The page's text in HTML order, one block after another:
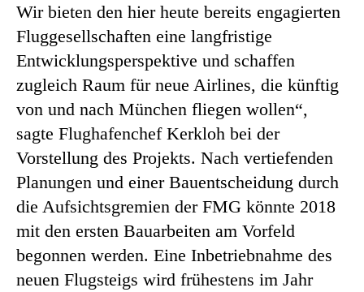
Wir bieten den hier heute bereits engagierten
Fluggesellschaften eine langfristige
Entwicklungsperspektive und schaffen
zugleich Raum für neue Airlines, die künftig
von und nach München fliegen wollen“,
sagte Flughafenchef Kerkloh bei der
Vorstellung des Projekts. Nach vertiefenden
Planungen und einer Bauentscheidung durch
die Aufsichtsgremien der FMG könnte 2018
mit den ersten Bauarbeiten am Vorfeld
begonnen werden. Eine Inbetriebnahme des
neuen Flugsteigs wird frühestens im Jahr